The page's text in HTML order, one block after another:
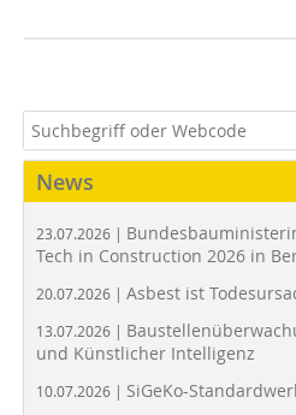
News
23.07.2026 |
Tech in Construction 2026 in
20.07.2026 | Asbest ist
13.07.2026 |
und Künstlicher Intelligenz
10.07.2026 | SiGeKo-